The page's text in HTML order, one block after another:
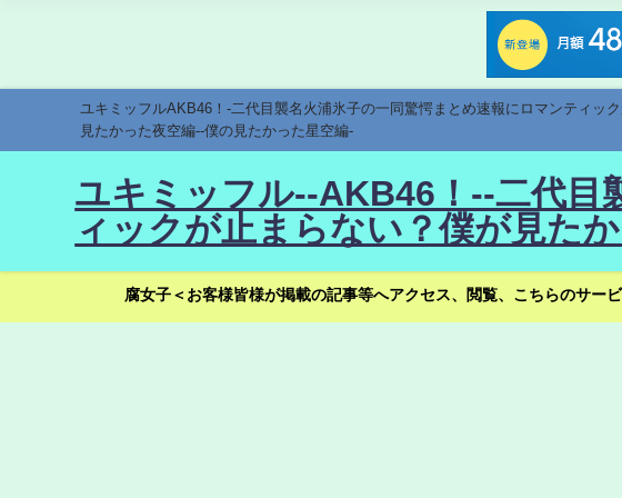
ユキミッフルAKB46！-二代目襲名火浦氷子の一同驚愕まとめ速報にロマンティッ
見たかった夜空編--僕の見たかった星空編-
ユキミッフル--AKB46！--二代目
ィックが止まらない？僕が見た
腐女子＜お客様皆様が掲載の記事等へアクセス、閲覧、こちらのサー